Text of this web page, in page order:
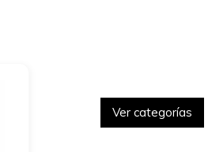
Ver categorías